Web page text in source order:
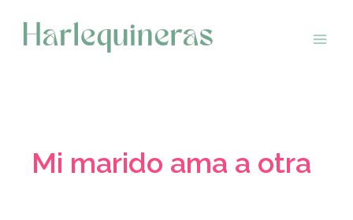
contenido
Mi marido ama a otra